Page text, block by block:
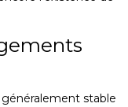
stable